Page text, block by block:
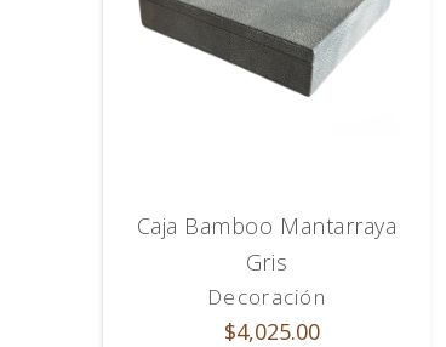
Caja Bamboo Mantarraya
Gris
Decoración
$4,025.00